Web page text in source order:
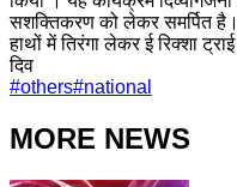
सशक्तिकरण को लेकर समर्पित
हाथों में तिरंगा लेकर ई रिक्शा
दिव
#others#national
MORE NEWS